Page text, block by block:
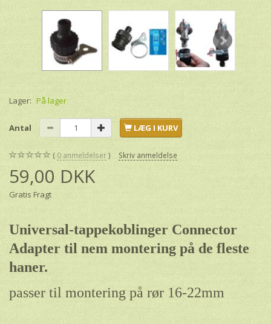
Lager: På lager
Antal LÆG I KURV
0 anmeldelser Skriv anmeldelse
59,00 DKK
Gratis Fragt
Universal-tappekoblinger Connector
Adapter til nem montering på de fleste
haner.
passer til montering på rør 16-22mm